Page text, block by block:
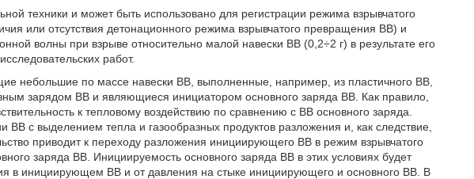
техники и может быть использовано для регистрации режима взрывчатого
или отсутствия детонационного режима взрывчатого превращения ВВ) и
волны при взрыве относительно малой навески ВВ (0,2÷2 г) в результате его
работ.
небольшие по массе навески ВВ, выполненные, например, из пластичного ВВ,
зарядом ВВ и являющиеся инициатором основного заряда ВВ. Как правило,
к тепловому воздействию по сравнению с ВВ основного заряда.
ВВ с выделением тепла и газообразных продуктов разложения и, как следствие,
приводит к переходу разложения инициирующего ВВ в режим взрывчатого
заряда ВВ. Инициируемость основного заряда ВВ в этих условиях будет
в инициирующем ВВ и от давления на стыке инициирующего и основного ВВ. В